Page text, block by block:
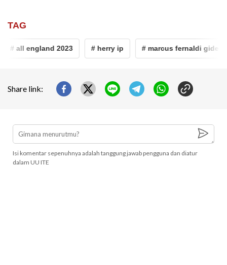
TAG
# all england 2023 # herry ip # marcus fernaldi gideon
Share link:
Isi komentar sepenuhnya adalah tanggung jawab pengguna dan diatur
dalam UU ITE